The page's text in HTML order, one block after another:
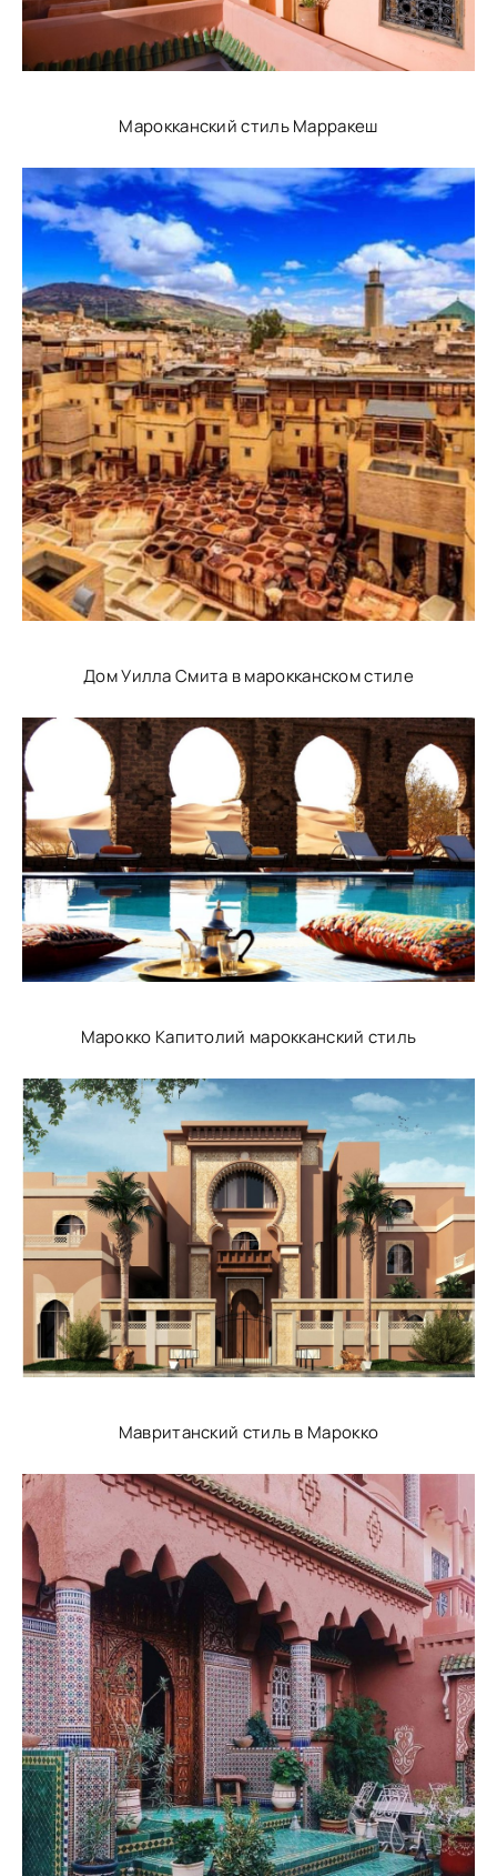
Марокканский стиль Марракеш
Дом Уилла Смита в марокканском стиле
Марокко Капитолий марокканский стиль
Мавританский стиль в Марокко